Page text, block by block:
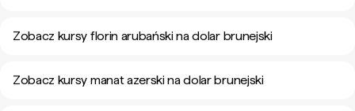
Zobacz kursy florin arubański na dolar brunejski
Zobacz kursy manat azerski na dolar brunejski